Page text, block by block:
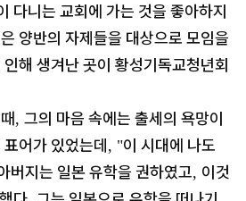
다니는 교회에 가는 것을 좋아하지
양반의 자제들을 대상으로 모임을
인해 생겨난 곳이 황성기독교청년회
, 그의 마음 속에는 출세의 욕망이
표어가 있었는데, "이 시대에 나도
버지는 일본 유학을 권하였고, 이것